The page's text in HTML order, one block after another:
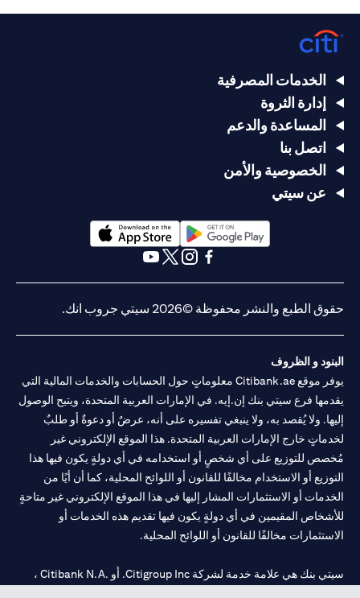
الخدمات المصرفية
إدارة الثروة
المساعدة والدعم
اتصل بنا
الخصوصية والأمن
عن سيتي
opens in a new tab
opens in a new tab
حقوق الطبع والنشر محفوظة ©2026 سيتي جروب انك.
البنود و الظروف
يوفر موقع Citibank.ae معلوماتٍ حول الحسابات والخدمات المالية التي
يقدمها فرع سيتي بنك إن.إيه. في الإمارات العربية المتحدة، ويتيح الوصول
إليها. ولا يُقصد به، ولا ينبغي تفسيره على أنه، عرضٌ أو دعوةٌ أو طلبٌ
لخدماتٍ خارج الإمارات العربية المتحدة. هذا الموقع الإلكتروني غير
مُخصص للتوزيع على أي شخصٍ أو استخدامه في أي دولةٍ يكون فيها هذا
التوزيع أو الاستخدام مخالفًا للقانون أو اللوائح المحلية، كما أن أيًا من
الخدمات أو الاستثمارات المشار إليها في هذا الموقع الإلكتروني غير متاحةٍ
للأشخاص المقيمين في أي دولةٍ يكون فيها تقديم هذه الخدمات أو
الاستثمارات مخالفًا للقانون أو اللوائح المحلية.
سيتي بنك هي علامة خدمة لشركة Citigroup Inc. أو .Citibank N.A ،